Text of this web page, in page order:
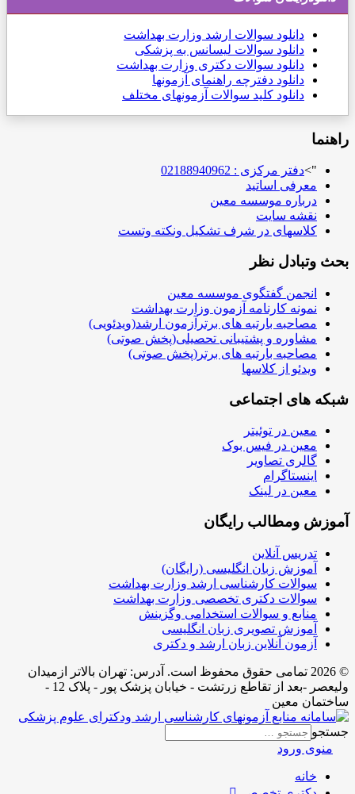
دانلود سوالات ارشد وزارت بهداشت
دانلود سوالات لیسانس به پزشکی
دانلود سوالات دکتری وزارت بهداشت
دانلود دفترچه راهنمای آزمونها
دانلود کلید سوالات آزمونهای مختلف
راهنما
">دفتر مرکزی : 02188940962
معرفی اساتید
درباره موسسه معین
نقشه سایت
کلاسهای در شرف تشکیل ونکته وتست
بحث وتبادل نظر
انجمن گفتگوی موسسه معین
نمونه کارنامه آزمون وزارت بهداشت
مصاحبه بارتبه های برترآزمون ارشد(ویدئویی)
مشاوره و پشتیبانی تحصیلی(پخش صوتی)
مصاحبه بارتبه های برتر(پخش صوتی)
ویدئو از کلاسها
شبکه های اجتماعی
معین در توئیتر
معین در فیس بوک
گالری تصاویر
اینستاگرام
معین در لینک
آموزش ومطالب رایگان
تدریس آنلاین
آموزش زبان انگلیسی (رایگان)
سوالات کارشناسی ارشد وزارت بهداشت
سوالات دکتری تخصصی وزارت بهداشت
منابع و سوالات استخدامی وگزینش
آموزش تصویری زبان انگلیسی
آزمون آنلاین زبان ارشد و دکتری
© 2026 تمامی حقوق محفوظ است. آدرس:‌ تهران بالاتر ازمیدان
ولیعصر -بعد از تقاطع زرتشت - خیابان پزشک پور - پلاک 12 -
ساختمان معین
جستجو
منوی ورود
خانه